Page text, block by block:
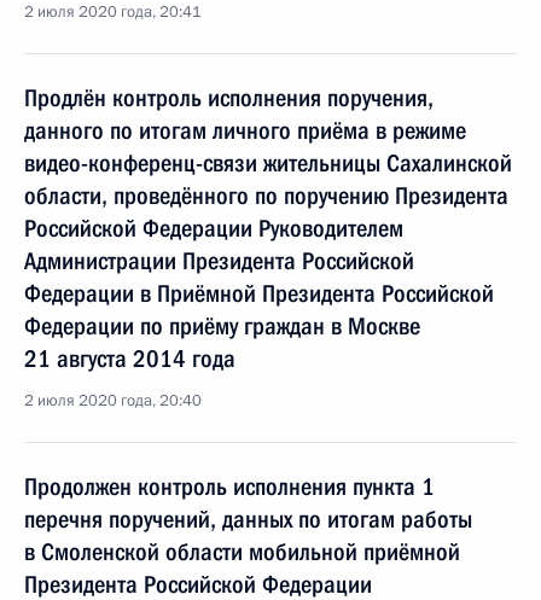
2 июля 2020 года, 20:41
Продлён контроль исполнения поручения,
данного по итогам личного приёма в режиме
видео-конференц-связи жительницы Сахалинской
области, проведённого по поручению Президента
Российской Федерации Руководителем
Администрации Президента Российской
Федерации в Приёмной Президента Российской
Федерации по приёму граждан в Москве
21 августа 2014 года
2 июля 2020 года, 20:40
Продолжен контроль исполнения пункта 1
перечня поручений, данных по итогам работы
в Смоленской области мобильной приёмной
Президента Российской Федерации